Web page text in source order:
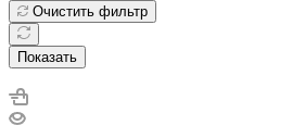
Очистить фильтр
Показать